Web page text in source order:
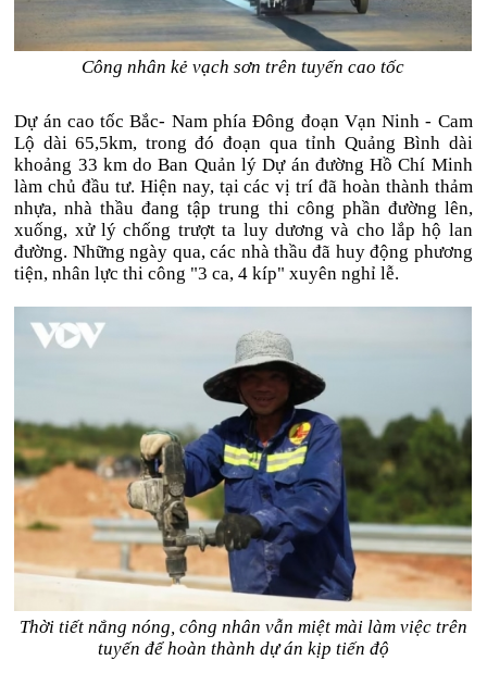
Công nhân kẻ vạch sơn trên tuyến cao tốc
Dự án cao tốc Bắc- Nam phía Đông đoạn Vạn Ninh - Cam
Lộ dài 65,5km, trong đó đoạn qua tỉnh Quảng Bình dài
khoảng 33 km do Ban Quản lý Dự án đường Hồ Chí Minh
làm chủ đầu tư. Hiện nay, tại các vị trí đã hoàn thành thảm
nhựa, nhà thầu đang tập trung thi công phần đường lên,
xuống, xử lý chống trượt ta luy dương và cho lắp hộ lan
đường. Những ngày qua, các nhà thầu đã huy động phương
tiện, nhân lực thi công "3 ca, 4 kíp" xuyên nghỉ lễ.
Thời tiết nắng nóng, công nhân vẫn miệt mài làm việc trên
tuyến để hoàn thành dự án kịp tiến độ